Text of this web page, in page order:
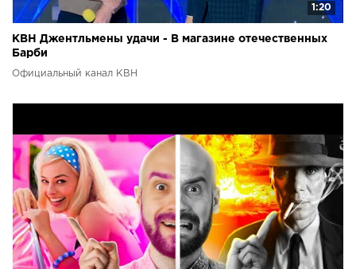
1:20
КВН Джентльмены удачи - В магазине отечественных
Барби
Официальный канал КВН